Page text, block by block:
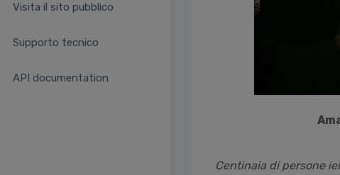
Visita il sito pubblico
Supporto tecnico
API documentation
Centinaia di persone